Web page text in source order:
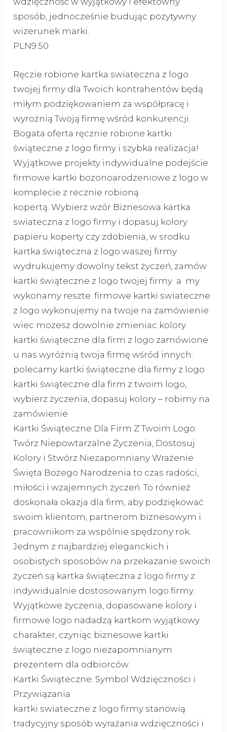
sposób, jednocześnie budując pozytywny
wizerunek marki.
PLN9.50
Ręczie robione kartka swiateczna z logo
twojej firmy dla Twoich kontrahentów będą
miłym podziękowaniem za współpracę i
wyrożnią Twoją firmę wśród konkurencji.
Bogata oferta ręcznie robione kartki
świąteczne z logo firmy i szybka realizacja!
Wyjątkowe projekty indywidualne podejście
firmowe kartki bozonoarodzeniowe z logo w
komplecie z recznie robioną
kopertą. Wybierz wzór Biznesowa kartka
swiateczna z logo firmy i dopasuj kolory
papieru koperty czy zdobienia, w srodku
kartka świąteczna z logo waszej firmy
wydrukujemy dowolny tekst życzeń, zamów
kartki świąteczne z logo twojej firmy a my
wykonamy reszte. firmowe kartki swiateczne
z logo wykonujemy na twoje na zamówienie
wiec mozesz dowolnie zmieniac kolory.
kartki świąteczne dla firm z logo zamówione
u nas wyróżnią twoja firmę wśród innych.
polecamy kartki świąteczne dla firmy z logo
kartki świąteczne dla firm z twoim logo,
wybierz życzenia, dopasuj kolory – robimy na
zamówienie
Kartki Świąteczne Dla Firm Z Twoim Logo:
Twórz Niepowtarzalne Życzenia, Dostosuj
Kolory i Stwórz Niezapomniany Wrażenie
Święta Bożego Narodzenia to czas radości,
miłości i wzajemnych życzeń. To również
doskonała okazja dla firm, aby podziękować
swoim klientom, partnerom biznesowym i
pracownikom za wspólnie spędzony rok.
Jednym z najbardziej eleganckich i
osobistych sposobów na przekazanie swoich
życzeń są kartka świąteczna z logo firmy z
indywidualnie dostosowanym logo firmy.
Wyjątkowe życzenia, dopasowane kolory i
firmowe logo nadadzą kartkom wyjątkowy
charakter, czyniąc biznesowe kartki
świąteczne z logo niezapomnianym
prezentem dla odbiorców.
Kartki Świąteczne: Symbol Wdzięczności i
Przywiązania
kartki swiateczne z logo firmy stanowią
tradycyjny sposób wyrażania wdzięczności i